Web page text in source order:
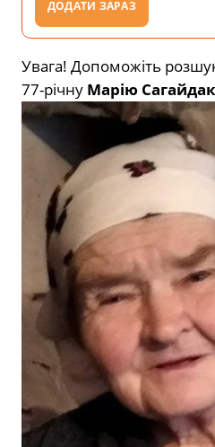
ДОДАТИ ЗАРАЗ
Увага! Допоможіть
77-річну Марію